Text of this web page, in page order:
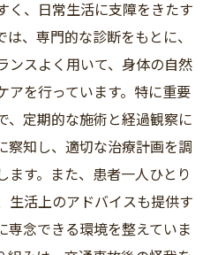
く、日常生活に支障をきたす
、専門的な診断をもとに、
ンスよく用いて、身体の自然
アを行っています。特に重要
、定期的な施術と経過観察に
察知し、適切な治療計画を調
ます。また、患者一人ひとり
生活上のアドバイスも提供す
専念できる環境を整えていま